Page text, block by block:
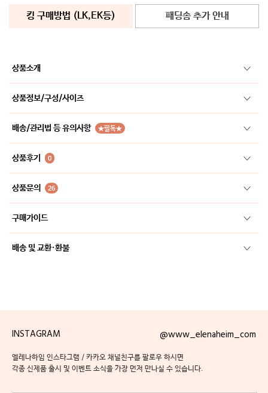
킹 구매방법 (LK,EK등) 패딩솜 추가 안내
상품소개
상품정보/구성/사이즈
배송/관리법 등 유의사항 ★필독★
상품후기 0
상품문의 26
구매가이드
배송 및 교환·환불
INSTAGRAM @www_elenaheim_com
엘레나하임 인스타그램 / 카카오 채널친구를 팔로우 하시면
각종 신제품 출시 및 이벤트 소식을 가장 먼저 만나실 수 있습니다.